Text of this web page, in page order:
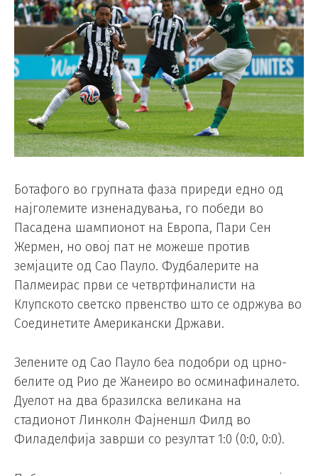
Ботафого во групната фаза приреди едно од
најголемите изненадувања, го победи во
Пасадена шампионот на Европа, Пари Сен
Жермен, но овој пат не можеше против
земјаците од Сао Пауло. Фудбалерите на
Палмеирас први се четвртфиналисти на
Клупското светско првенство што се одржува во
Соединетите Американски Држави.
Зелените од Сао Пауло беа подобри од црно-
белите од Рио де Жанеиро во осминафиналето.
Дуелот на два бразилска великанa на
стадионот Линколн Фајненшл Филд во
Филаделфија заврши со резултат 1:0 (0:0, 0:0).